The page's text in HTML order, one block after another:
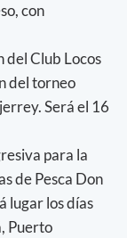
con
del Club Locos
del torneo
Será el 16
para la
de Pesca Don
lugar los días
Puerto